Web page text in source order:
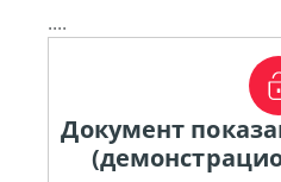
....
Документ